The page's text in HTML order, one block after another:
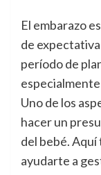
El embarazo
de
período de
Uno de los
hacer un
del bebé. Aquí
ayudarte a